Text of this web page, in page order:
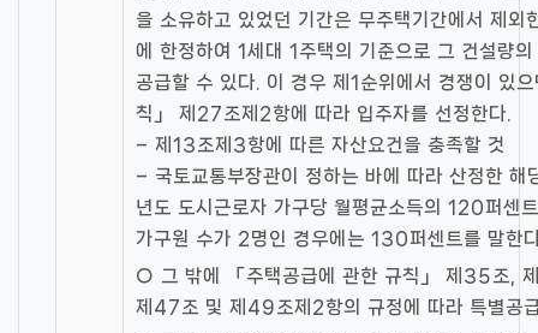
을 소유하고 있었던 기간은 무주택기간에서 제외
에 한정하여 1세대 1주택의 기준으로 그 건설량
공급할 수 있다. 이 경우 제1순위에서 경쟁이 있
칙」 제27조제2항에 따라 입주자를 선정한다.
– 제13조제3항에 따른 자산요건을 충족할 것
– 국토교통부장관이 정하는 바에 따라 산정한 해
년도 도시근로자 가구당 월평균소득의 120퍼센
가구원 수가 2명인 경우에는 130퍼센트를 말한
○ 그 밖에 「주택공급에 관한 규칙」 제35조,
제47조 및 제49조제2항의 규정에 따라 특별공